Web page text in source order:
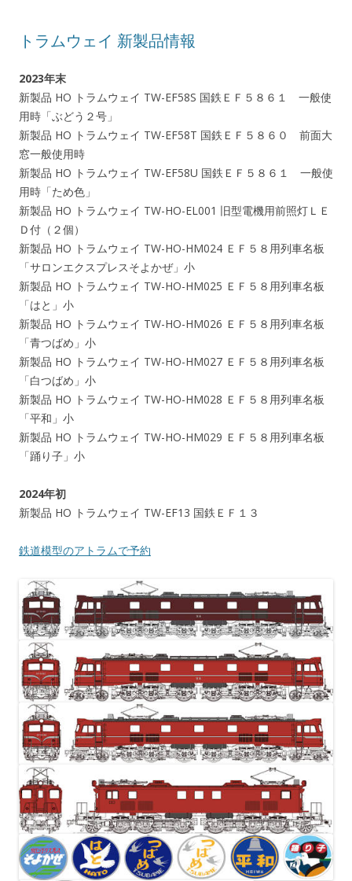
トラムウェイ 新製品情報
2023年末
新製品 HO トラムウェイ TW-EF58S 国鉄ＥＦ５８６１ 一般使
用時「ぶどう２号」
新製品 HO トラムウェイ TW-EF58T 国鉄ＥＦ５８６０ 前面大
窓一般使用時
新製品 HO トラムウェイ TW-EF58U 国鉄ＥＦ５８６１ 一般使
用時「ため色」
新製品 HO トラムウェイ TW-HO-EL001 旧型電機用前照灯ＬＥ
Ｄ付（２個）
新製品 HO トラムウェイ TW-HO-HM024 ＥＦ５８用列車名板
「サロンエクスプレスそよかぜ」小
新製品 HO トラムウェイ TW-HO-HM025 ＥＦ５８用列車名板
「はと」小
新製品 HO トラムウェイ TW-HO-HM026 ＥＦ５８用列車名板
「青つばめ」小
新製品 HO トラムウェイ TW-HO-HM027 ＥＦ５８用列車名板
「白つばめ」小
新製品 HO トラムウェイ TW-HO-HM028 ＥＦ５８用列車名板
「平和」小
新製品 HO トラムウェイ TW-HO-HM029 ＥＦ５８用列車名板
「踊り子」小
2024年初
新製品 HO トラムウェイ TW-EF13 国鉄ＥＦ１３
鉄道模型のアトラムで予約